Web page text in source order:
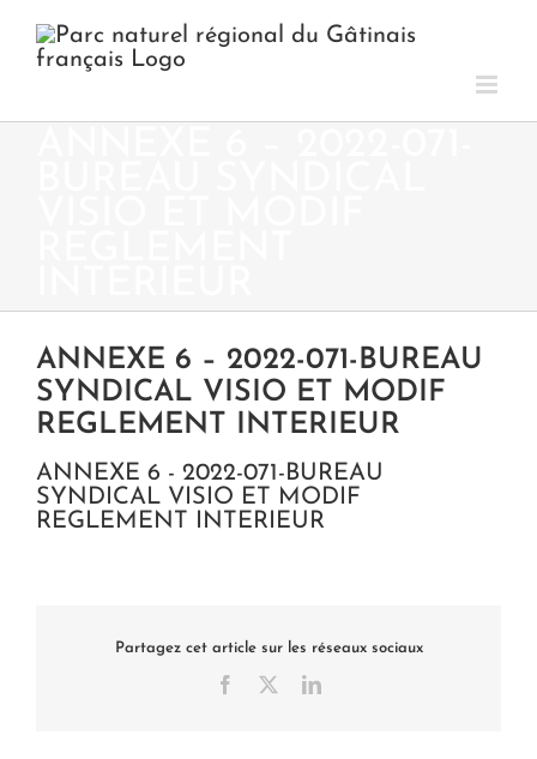
contenu
ANNEXE 6 – 2022-071-BUREAU
SYNDICAL VISIO ET MODIF
REGLEMENT INTERIEUR
ANNEXE 6 - 2022-071-BUREAU
SYNDICAL VISIO ET MODIF
REGLEMENT INTERIEUR
Partagez cet article sur les réseaux sociaux
Facebook LinkedIn